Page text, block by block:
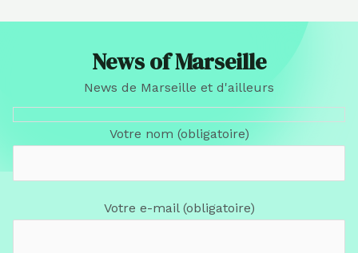
News of Marseille
News de Marseille et d'ailleurs
Votre nom (obligatoire)
Votre e-mail (obligatoire)